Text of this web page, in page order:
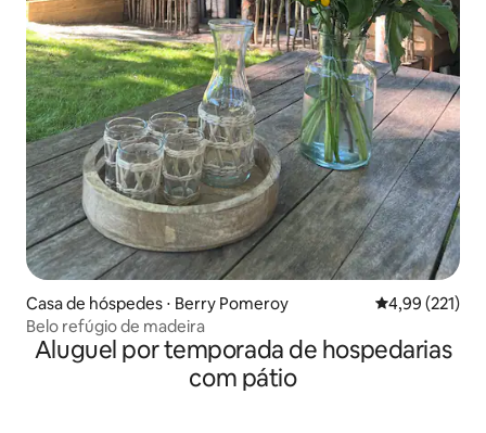
Casa de hóspedes ⋅ Berry Pomeroy 4,99 de uma
4,99 (221)
Belo refúgio de madeira
Aluguel por temporada de hospedarias
com pátio